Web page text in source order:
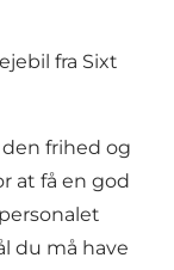
fra Sixt
frihed og
at få en god
du må have